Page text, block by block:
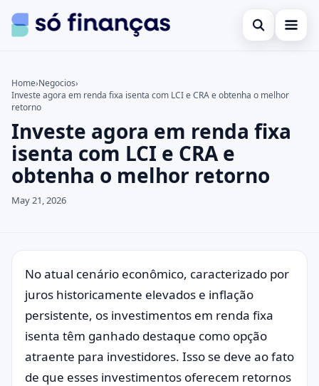
Open search
Empréstimos
Investimentos
Search the site
Search for:
Press Enter to search or ESC to close.
Home›Negocios›
Investe agora em renda fixa isenta com LCI e CRA e obtenha o melhor
retorno
Investe agora em renda fixa
isenta com LCI e CRA e
obtenha o melhor retorno
May 21, 2026
No atual cenário econômico, caracterizado por
juros historicamente elevados e inflação
persistente, os investimentos em renda fixa
isenta têm ganhado destaque como opção
atraente para investidores. Isso se deve ao fato
de que esses investimentos oferecem retornos